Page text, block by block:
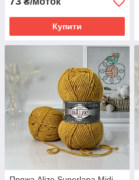
Купити